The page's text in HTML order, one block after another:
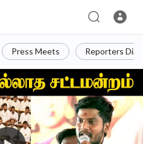
Press Meets Reporters